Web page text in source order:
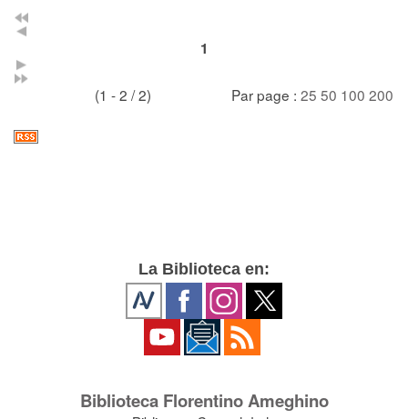
1
(1 - 2 / 2) Par page : 25 50 100 200
La Biblioteca en:
Biblioteca Florentino Ameghino